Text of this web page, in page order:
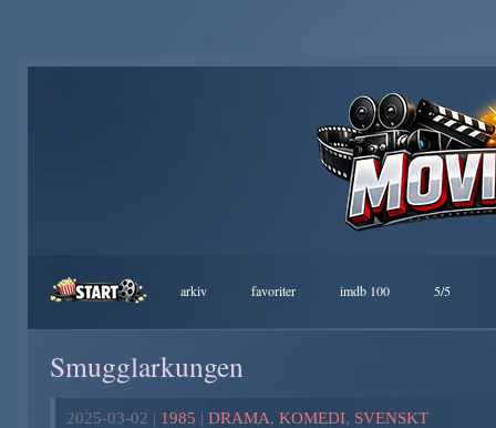
arkiv favoriter imdb 100 5/5
Smugglarkungen
2025-03-02 | 1985 | DRAMA, KOMEDI, SVENSKT